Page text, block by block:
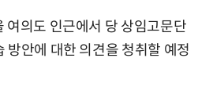
여의도 인근에서 당 상임고문단
방안에 대한 의견을 청취할 예정